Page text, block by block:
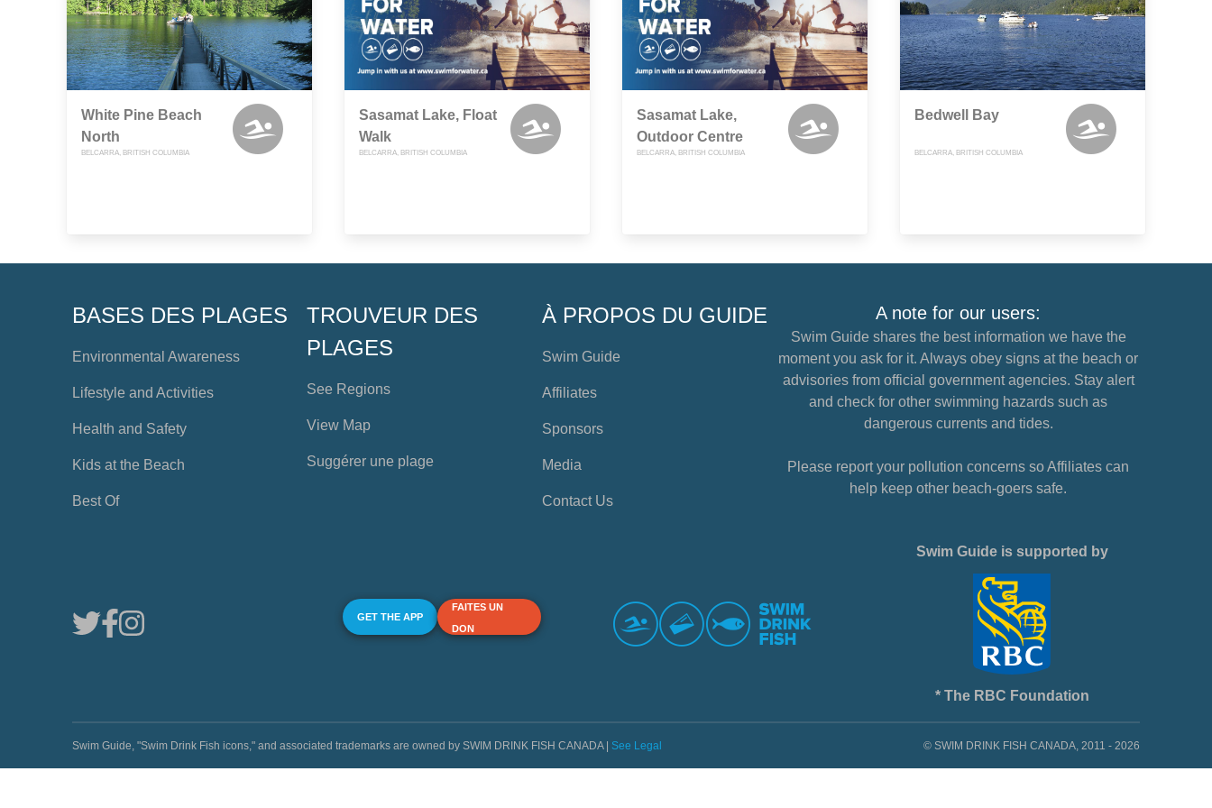
White Pine Beach
North
BELCARRA, BRITISH COLUMBIA
Sasamat Lake, Float
Walk
BELCARRA, BRITISH COLUMBIA
Sasamat Lake,
Outdoor Centre
BELCARRA, BRITISH COLUMBIA
Bedwell Bay
BELCARRA, BRITISH COLUMBIA
BASES DES PLAGES
Environmental Awareness
Lifestyle and Activities
Health and Safety
Kids at the Beach
Best Of
TROUVEUR DES
PLAGES
See Regions
View Map
Suggérer une plage
À PROPOS DU GUIDE
Swim Guide
Affiliates
Sponsors
Media
Contact Us
A note for our users:
Swim Guide shares the best information we have the
moment you ask for it. Always obey signs at the beach or
advisories from official government agencies. Stay alert
and check for other swimming hazards such as
dangerous currents and tides.
Please report your pollution concerns so Affiliates can
help keep other beach-goers safe.
GET THE APP
FAITES UN
DON
Swim Guide is supported by
* The RBC Foundation
Swim Guide, "Swim Drink Fish icons," and associated trademarks are owned by SWIM DRINK FISH CANADA | See Legal © SWIM DRINK FISH CANADA, 2011 - 2026